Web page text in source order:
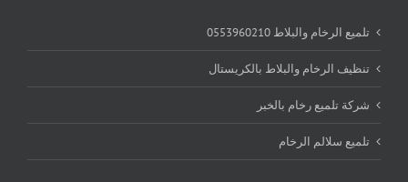
تلميع الرخام والبلاط 0553960210
تنظيف الرخام والبلاط بالكريستال
شركة تلميع رخام بالخبر
تلميع سلالم الرخام